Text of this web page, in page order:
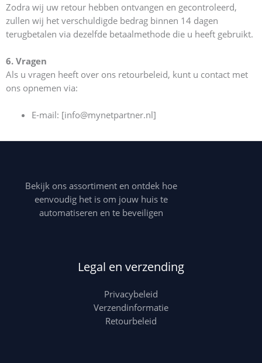
Zodra wij uw retour hebben ontvangen en gecontroleerd,
zullen wij het verschuldigde bedrag binnen 14 dagen
terugbetalen via dezelfde betaalmethode die u heeft gebruikt.
6. Vragen
Als u vragen heeft over ons retourbeleid, kunt u contact met
ons opnemen via:
E-mail: [info@mynetpartner.nl]
Bekijk ons assortiment en ontdek hoe
eenvoudig het is om jouw huis te
automatiseren en te beveiligen
Legal en verzending
Privacybeleid
Verzendinformatie
Retourbeleid